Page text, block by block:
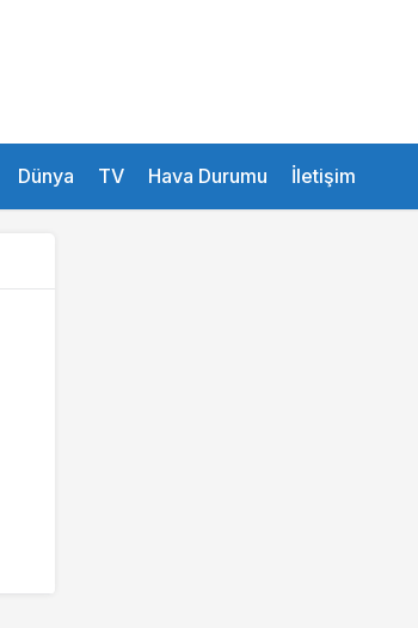
Dünya TV Hava Durumu İletişim